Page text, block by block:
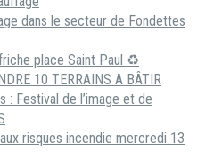
dans le secteur de Fondettes
place Saint Paul ♻️
10 TERRAINS A BÂTIR
: Festival de l’image et de
risques incendie mercredi 13